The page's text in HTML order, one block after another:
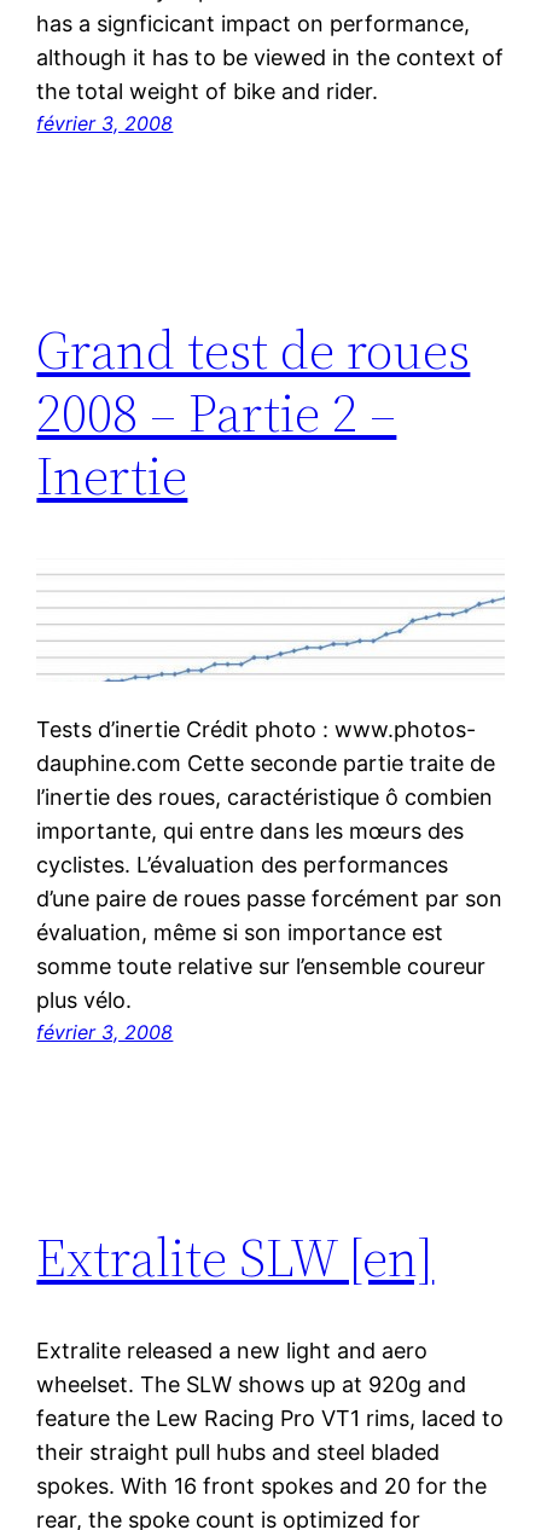
has a signficicant impact on performance,
although it has to be viewed in the context of
the total weight of bike and rider.
février 3, 2008
Grand test de roues
2008 – Partie 2 –
Inertie
Tests d’inertie Crédit photo : www.photos-
dauphine.com Cette seconde partie traite de
l’inertie des roues, caractéristique ô combien
importante, qui entre dans les mœurs des
cyclistes. L’évaluation des performances
d’une paire de roues passe forcément par son
évaluation, même si son importance est
somme toute relative sur l’ensemble coureur
plus vélo.
février 3, 2008
Extralite SLW [en]
Extralite released a new light and aero
wheelset. The SLW shows up at 920g and
feature the Lew Racing Pro VT1 rims, laced to
their straight pull hubs and steel bladed
spokes. With 16 front spokes and 20 for the
rear, the spoke count is optimized for